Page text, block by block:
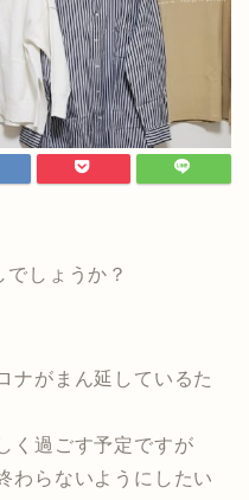
しょうか？
ナがまん延しているた
く過ごす予定ですが
わらないようにしたい